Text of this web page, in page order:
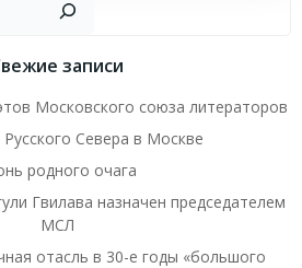
записи
Московского союза литераторов
Севера в Москве
родного очага
Гвилава назначен председателем
МСЛ
отасль в 30-е годы «большого